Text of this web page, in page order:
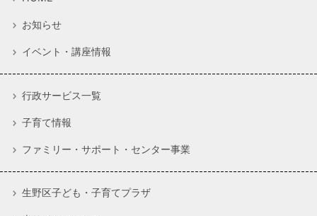
お知らせ
イベント・講座情報
行政サービス一覧
子育て情報
ファミリー・サポート・センター事業
生野区子ども・子育てプラザ